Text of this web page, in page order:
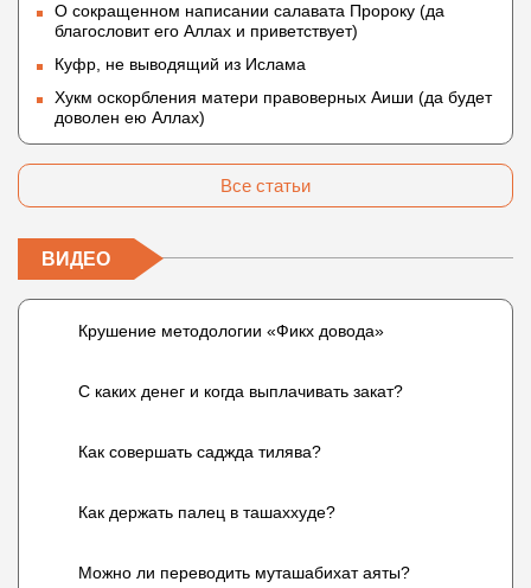
О сокращенном написании салавата Пророку (да
благословит его Аллах и приветствует)
Куфр, не выводящий из Ислама
Хукм оскорбления матери правоверных Аиши (да будет
доволен ею Аллах)
Все статьи
ВИДЕО
Крушение методологии «Фикх довода»
С каких денег и когда выплачивать закат?
Как совершать саджда тилява?
Как держать палец в ташаххуде?
Можно ли переводить муташабихат аяты?